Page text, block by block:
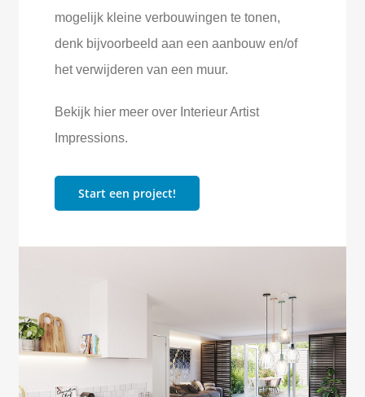
mogelijk kleine verbouwingen te tonen,
denk bijvoorbeeld aan een aanbouw en/of
het verwijderen van een muur.
Bekijk hier meer over Interieur Artist
Impressions.
Start een project!